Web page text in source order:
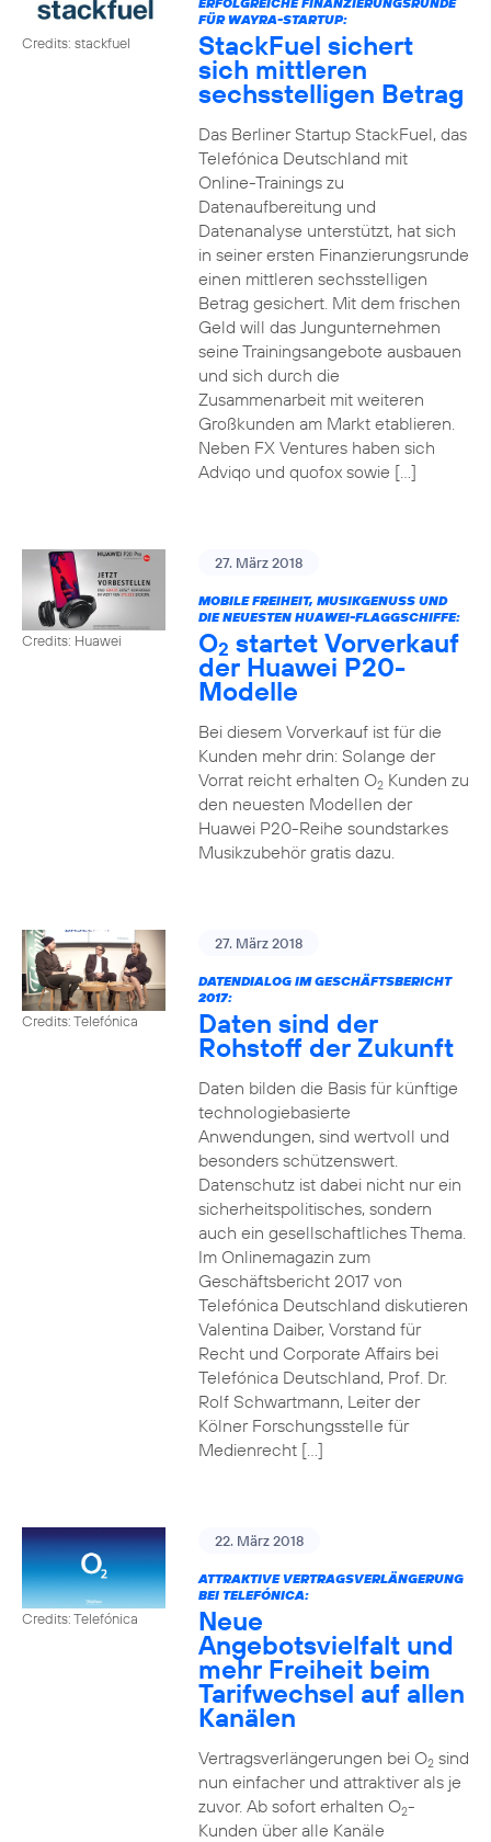
Credits: stackfuel
FÜR WAYRA-STARTUP:
StackFuel sichert
sich mittleren
sechsstelligen Betrag
Das Berliner Startup StackFuel, das
Telefónica Deutschland mit
Online-Trainings zu
Datenaufbereitung und
Datenanalyse unterstützt, hat sich
in seiner ersten Finanzierungsrunde
einen mittleren sechsstelligen
Betrag gesichert. Mit dem frischen
Geld will das Jungunternehmen
seine Trainingsangebote ausbauen
und sich durch die
Zusammenarbeit mit weiteren
Großkunden am Markt etablieren.
Neben FX Ventures haben sich
Adviqo und quofox sowie […]
Credits: Huawei
27. März 2018
MOBILE FREIHEIT, MUSIKGENUSS UND
DIE NEUESTEN HUAWEI-FLAGGSCHIFFE:
O2 startet Vorverkauf
der Huawei P20-
Modelle
Bei diesem Vorverkauf ist für die
Kunden mehr drin: Solange der
Vorrat reicht erhalten O2Kunden zu
den neuesten Modellen der
Huawei P20-Reihe soundstarkes
Musikzubehör gratis dazu.
Credits: Telefónica
27. März 2018
DATENDIALOG IM GESCHÄFTSBERICHT
2017:
Daten sind der
Rohstoff der Zukunft
Daten bilden die Basis für künftige
technologiebasierte
Anwendungen, sind wertvoll und
besonders schützenswert.
Datenschutz ist dabei nicht nur ein
sicherheitspolitisches, sondern
auch ein gesellschaftliches Thema.
Im Onlinemagazin zum
Geschäftsbericht 2017 von
Telefónica Deutschland diskutieren
Valentina Daiber, Vorstand für
Recht und Corporate Affairs bei
Telefónica Deutschland, Prof. Dr.
Rolf Schwartmann, Leiter der
Kölner Forschungsstelle für
Medienrecht […]
Credits: Telefónica
22. März 2018
ATTRAKTIVE VERTRAGSVERLÄNGERUNG
BEI TELEFÓNICA:
Neue
Angebotsvielfalt und
mehr Freiheit beim
Tarifwechsel auf allen
Kanälen
Vertragsverlängerungen bei O2sind
nun einfacher und attraktiver als je
zuvor. Ab sofort erhalten O2-
Kunden über alle Kanäle